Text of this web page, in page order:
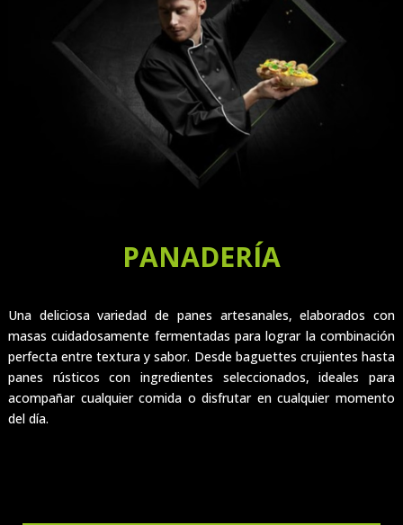
PANADERÍA
Una deliciosa variedad de panes artesanales, elaborados con
masas cuidadosamente fermentadas para lograr la combinación
perfecta entre textura y sabor. Desde baguettes crujientes hasta
panes rústicos con ingredientes seleccionados, ideales para
acompañar cualquier comida o disfrutar en cualquier momento
del día.